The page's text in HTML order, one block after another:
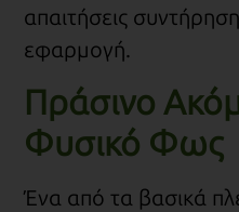
απαιτήσεις
εφαρμογή.
Πράσινο
Φυσικό Φως
Ένα από τα βασικά